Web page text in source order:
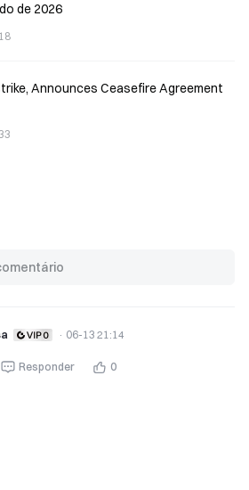
de 2026
Announces Ceasefire Agreement
· 06-13 21:14
Responder 0